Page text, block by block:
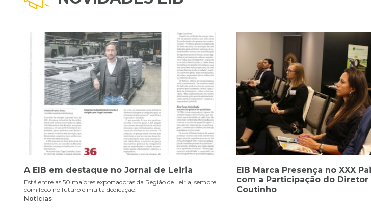
EIB Marca Presença no XXX Painel da APIB
com a Participação do Diretor Tiago
Coutinho
EIB apresenta novas soluções
recauchutagem na